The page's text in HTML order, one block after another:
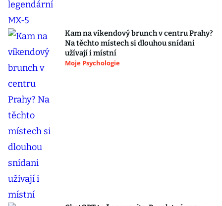
Kam na víkendový brunch v centru Prahy?
Na těchto místech si dlouhou snídani
užívají i místní
Moje Psychologie